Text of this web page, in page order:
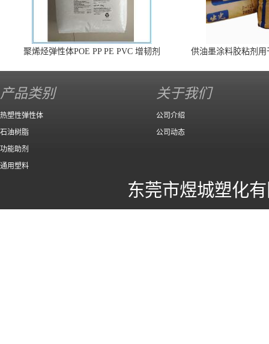
聚烯烃弹性体POE PP PE PVC 增韧剂
供油墨涂料胶粘剂
产品类别
热塑性弹性体
石油树脂
功能助剂
通用塑料
关于我们
公司介绍
公司动态
东莞市煜城塑化